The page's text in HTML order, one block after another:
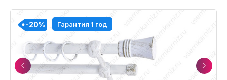
Previous
-20% Гарантия 1 год
-20%
-20%
-20%
Next